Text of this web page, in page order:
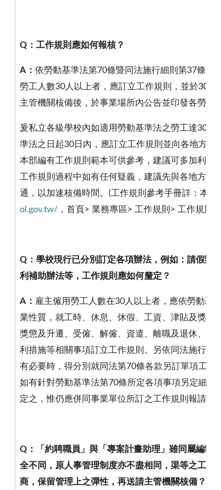
Q ：工作規則應如何報核？
A ： 依勞動基準法第70條暨同法施行細則第37條、
勞工人數30人以上者，應訂立工作規則，並於30
主管機關核備後，於事業場所內公告並印發各勞工
爰私立各級學校內如適用勞動基準法之勞工達30
準法之日起30 日內，應訂立工作規則並向各地方勞
本部編有工作規則範本可供參考，建議可多加利用
工作規則過程中如有任何疑義，建議先與各地方勞
通，以加速核備時間。 (工作規則參考手冊詳：本部
ol.gov.tw/ ，首頁 > 業務專區 > 工作規則 > 工作規則
Q ：學校現行已分別訂定各項辦法，例如：請假辦
利補助辦法等，工作規則應如何釐定？
A ： 雇主僱用勞工人數在30人以上者，應依勞動基
業性質，就工時、休息、休假、工資、津貼及獎金
獎懲及升遷、受僱、解僱、資遣、離職及退休、災
利措施等相關事項訂立工作規則。另依同法施行細
有必要時，得分別就同法第70條各款另訂單項工作
如有針對勞動基準法第70條所定各項事項另定細則
定之，惟仍應併同事業單位所訂之工作規則報請主
Q ：「約聘職員」與「專案計畫助理」雖同屬編制
全不同，原人事管理制度亦不盡相同，渠等之工作
商，保留管理上之彈性，再送請主管機關核備？